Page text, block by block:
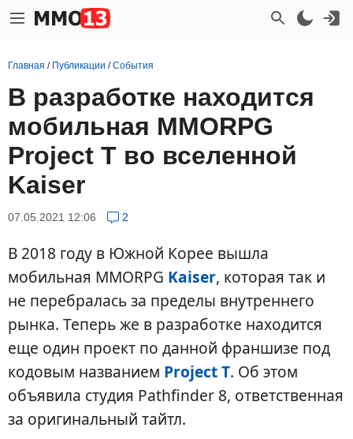
Главная / Публикации /События
В разработке находится
мобильная MMORPG
Project T во вселенной
Kaiser
07.05.2021 12:06 2
В 2018 году в Южной Корее вышла
мобильная MMORPG Kaiser, которая так и
не перебралась за пределы внутреннего
рынка. Теперь же в разработке находится
еще один проект по данной франшизе под
кодовым названием Project T. Об этом
объявила студия Pathfinder 8, ответственная
за оригинальный тайтл.